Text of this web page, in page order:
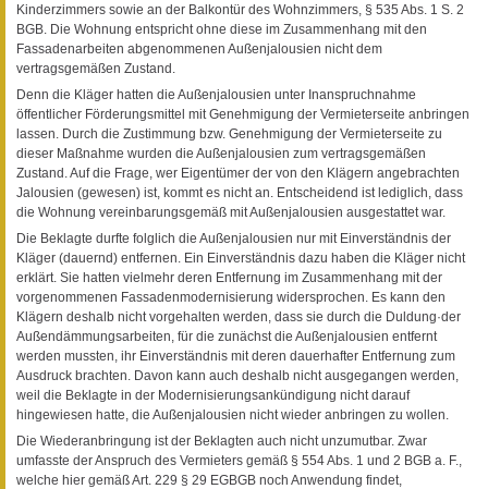
Kinderzimmers sowie an der Balkontür des Wohnzimmers, § 535 Abs. 1 S. 2
BGB. Die Wohnung entspricht ohne diese im Zusammenhang mit den
Fassadenarbeiten abgenommenen Außenjalousien nicht dem
vertragsgemäßen Zustand.
Denn die Kläger hatten die Außenjalousien unter Inanspruchnahme
öffentlicher Förderungsmittel mit Genehmigung der Vermieterseite anbringen
lassen. Durch die Zustimmung bzw. Genehmigung der Vermieterseite zu
dieser Maßnahme wurden die Außenjalousien zum vertragsgemäßen
Zustand. Auf die Frage, wer Eigentümer der von den Klägern angebrachten
Jalousien (gewesen) ist, kommt es nicht an. Entscheidend ist lediglich, dass
die Wohnung vereinbarungsgemäß mit Außenjalousien ausgestattet war.
Die Beklagte durfte folglich die Außenjalousien nur mit Einverständnis der
Kläger (dauernd) entfernen. Ein Einverständnis dazu haben die Kläger nicht
erklärt. Sie hatten vielmehr deren Entfernung im Zusammenhang mit der
vorgenommenen Fassadenmodernisierung widersprochen. Es kann den
Klägern deshalb nicht vorgehalten werden, dass sie durch die Duldung·der
Außendämmungsarbeiten, für die zunächst die Außenjalousien entfernt
werden mussten, ihr Einverständnis mit deren dauerhafter Entfernung zum
Ausdruck brachten. Davon kann auch deshalb nicht ausgegangen werden,
weil die Beklagte in der Modernisierungsankündigung nicht darauf
hingewiesen hatte, die Außenjalousien nicht wieder anbringen zu wollen.
Die Wiederanbringung ist der Beklagten auch nicht unzumutbar. Zwar
umfasste der Anspruch des Vermieters gemäß § 554 Abs. 1 und 2 BGB a. F.,
welche hier gemäß Art. 229 § 29 EGBGB noch Anwendung findet,